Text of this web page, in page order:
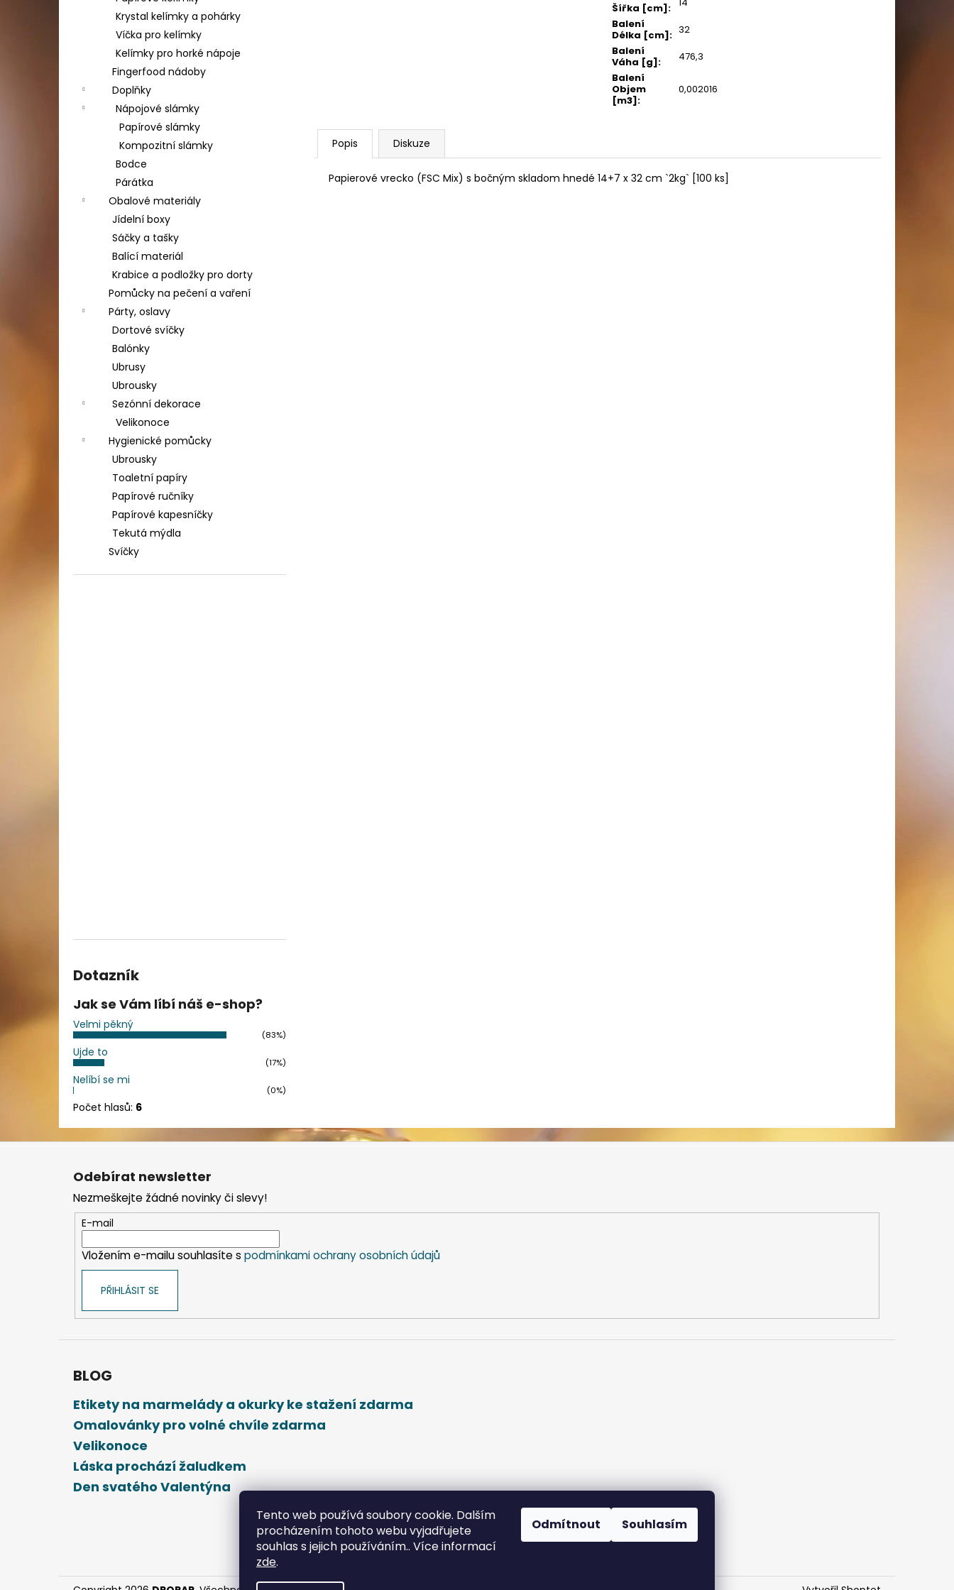
Tento web používá soubory cookie. Dalším
procházením tohoto webu vyjadřujete
souhlas s jejich používáním.. Více informací
zde.
Odmítnout Souhlasím
Krystal kelímky a pohárky
Víčka pro kelímky
Kelímky pro horké nápoje
Fingerfood nádoby
Doplňky
Nápojové slámky
Papírové slámky
Kompozitní slámky
Bodce
Párátka
Obalové materiály
Jídelní boxy
Sáčky a tašky
Balící materiál
Krabice a podložky pro dorty
Pomůcky na pečení a vaření
Párty, oslavy
Dortové svíčky
Balónky
Ubrusy
Ubrousky
Sezónní dekorace
Velikonoce
Hygienické pomůcky
Ubrousky
Toaletní papíry
Papírové ručníky
Papírové kapesníčky
Tekutá mýdla
Svíčky
Dotazník
Jak se Vám líbí náš e-shop?
Velmi pěkný
(83%)
Ujde to
(17%)
Nelíbí se mi
(0%)
Počet hlasů: 6
Šířka [cm]:
Balení
Délka [cm]: 32
Balení
Váha [g]:
476,3
Balení
Objem
[m3]:
0,002016
Popis Diskuze
Papierové vrecko (FSC Mix) s bočným skladom hnedé 14+7 x 32 cm `2kg` [100 ks]
Z
Odebírat newsletter
Nezmeškejte žádné novinky či slevy!
E-mail
Vložením e-mailu souhlasíte s podmínkami ochrany osobních údajů
PŘIHLÁSIT SE
BLOG
Etikety na marmelády a okurky ke stažení zdarma
Omalovánky pro volné chvíle zdarma
Velikonoce
Láska prochází žaludkem
Den svatého Valentýna